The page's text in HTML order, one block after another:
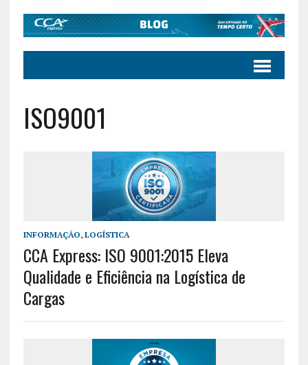
ISO9001
INFORMAÇÃO, LOGÍSTICA
CCA Express: ISO 9001:2015 Eleva
Qualidade e Eficiência na Logística de
Cargas